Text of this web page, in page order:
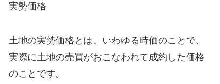
実勢価格
土地の実勢価格とは、いわゆる時価のことで、
実際に土地の売買がおこなわれて成約した価格
のことです。